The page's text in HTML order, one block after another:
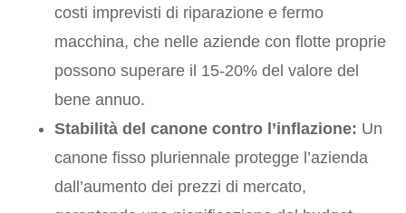
costi imprevisti di riparazione e fermo
macchina, che nelle aziende con flotte proprie
possono superare il 15-20% del valore del
bene annuo.
Stabilità del canone contro l’inflazione: Un
canone fisso pluriennale protegge l’azienda
dall’aumento dei prezzi di mercato,